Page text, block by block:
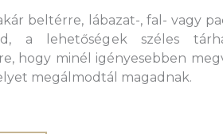
beltérre, lábazat-, fal- vagy
a lehetőségek széles
hogy minél igényesebben
megálmodtál magadnak.